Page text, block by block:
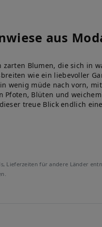
aus
Blumen, die sich in
wie ein liebevoller
wenig müde nach vorn,
Pfoten, Blüten und
treue Blick endlich
Lieferzeiten für andere Länder